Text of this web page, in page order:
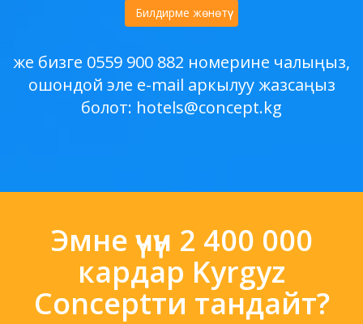
Билдирме жөнөтүү
же бизге 0559 900 882 номерине чалыңыз,
ошондой эле e-mail аркылуу жазсаңыз
болот: hotels@concept.kg
Эмне үчүн 2 400 000
кардар Kyrgyz
Conceptти тандайт?